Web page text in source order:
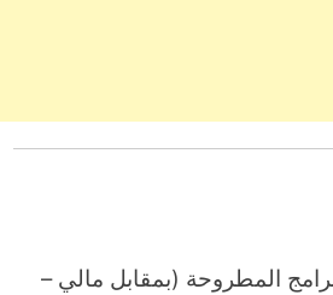
المطروحة (بمقابل مالي –